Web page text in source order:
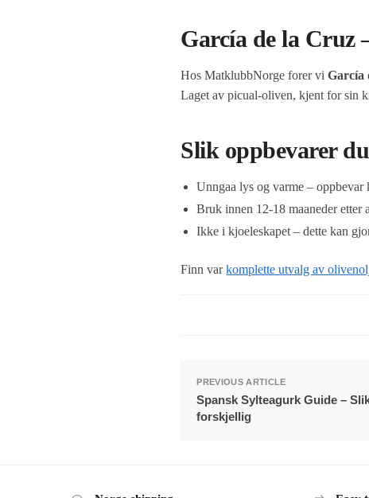
García de la Cruz
Hos MatklubbNorge forer viGarcía
Laget av picual-oliven, kjent for sin
Slik oppbevarer
Unngaa lys og varme – oppbevar
Bruk innen 12-18 maaneder etter
Ikke i kjoeleskapet – dette kan
Finn varkomplette utvalg av
PREVIOUS ARTICLE
Spansk Sylteagurk Guide –
forskjellig